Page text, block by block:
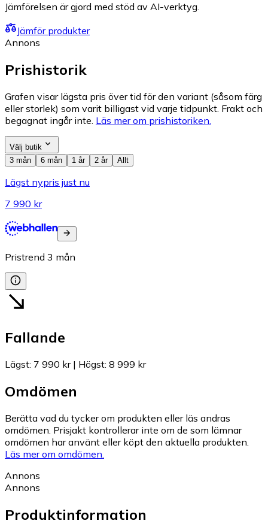
Jämförelsen är gjord med stöd av AI-verktyg.
Jämför produkter
Annons
Prishistorik
Grafen visar lägsta pris över tid för den variant (såsom färg
eller storlek) som varit billigast vid varje tidpunkt. Frakt och
begagnat ingår inte. Läs mer om prishistoriken.
Välj butik
3 mån
6 mån 1 år 2 år Allt
Lägst nypris just nu
7 990 kr
Pristrend 3 mån
Fallande
Lägst: 7 990 kr| Högst: 8 999 kr
Omdömen
Berätta vad du tycker om produkten eller läs andras
omdömen. Prisjakt kontrollerar inte om de som lämnar
omdömen har använt eller köpt den aktuella produkten.
Läs mer om omdömen.
Annons
Annons
Produktinformation